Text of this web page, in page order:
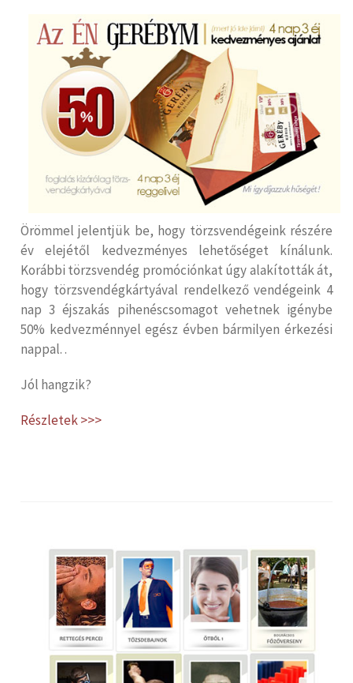
Örömmel jelentjük be, hogy törzsvendégeink részére
év elejétől kedvezményes lehetőséget kínálunk.
Korábbi törzsvendég promóciónkat úgy alakították át,
hogy törzsvendégkártyával rendelkező vendégeink 4
nap 3 éjszakás pihenéscsomagot vehetnek igénybe
50% kedvezménnyel egész évben bármilyen érkezési
nappal. .
Jól hangzik?
Részletek >>>